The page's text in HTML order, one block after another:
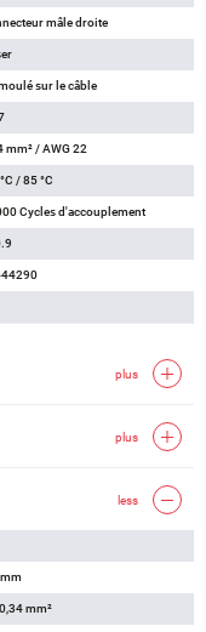
mâle droite
sur le câble
mm² / AWG 22
/ 85 °C
Cycles d'accouplement
plus
plus
less
mm²